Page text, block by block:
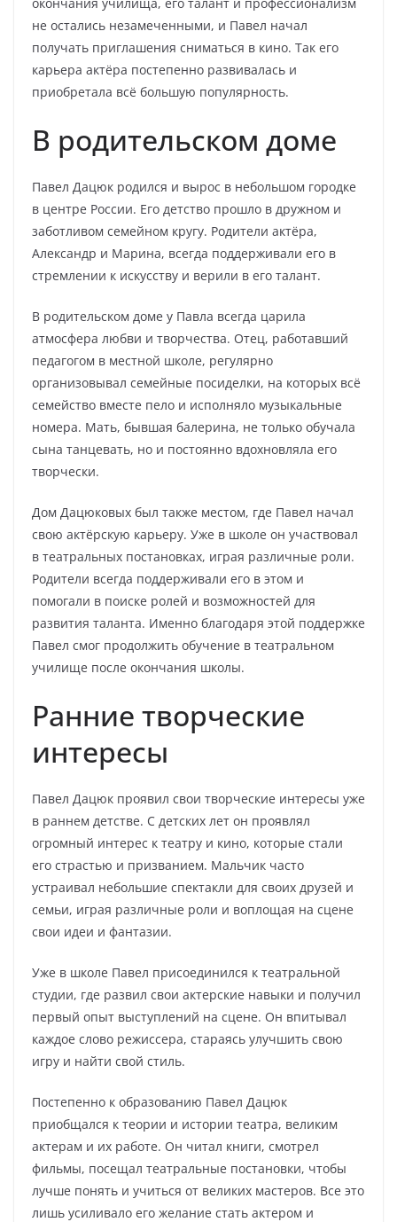
не остались незамеченными, и Павел начал
получать приглашения сниматься в кино. Так его
карьера актёра постепенно развивалась и
приобретала всё большую популярность.
В родительском доме
Павел Дацюк родился и вырос в небольшом городке
в центре России. Его детство прошло в дружном и
заботливом семейном кругу. Родители актёра,
Александр и Марина, всегда поддерживали его в
стремлении к искусству и верили в его талант.
В родительском доме у Павла всегда царила
атмосфера любви и творчества. Отец, работавший
педагогом в местной школе, регулярно
организовывал семейные посиделки, на которых всё
семейство вместе пело и исполняло музыкальные
номера. Мать, бывшая балерина, не только обучала
сына танцевать, но и постоянно вдохновляла его
творчески.
Дом Дацюковых был также местом, где Павел начал
свою актёрскую карьеру. Уже в школе он участвовал
в театральных постановках, играя различные роли.
Родители всегда поддерживали его в этом и
помогали в поиске ролей и возможностей для
развития таланта. Именно благодаря этой поддержке
Павел смог продолжить обучение в театральном
училище после окончания школы.
Ранние творческие
интересы
Павел Дацюк проявил свои творческие интересы уже
в раннем детстве. С детских лет он проявлял
огромный интерес к театру и кино, которые стали
его страстью и призванием. Мальчик часто
устраивал небольшие спектакли для своих друзей и
семьи, играя различные роли и воплощая на сцене
свои идеи и фантазии.
Уже в школе Павел присоединился к театральной
студии, где развил свои актерские навыки и получил
первый опыт выступлений на сцене. Он впитывал
каждое слово режиссера, стараясь улучшить свою
игру и найти свой стиль.
Постепенно к образованию Павел Дацюк
приобщался к теории и истории театра, великим
актерам и их работе. Он читал книги, смотрел
фильмы, посещал театральные постановки, чтобы
лучше понять и учиться от великих мастеров. Все это
лишь усиливало его желание стать актером и